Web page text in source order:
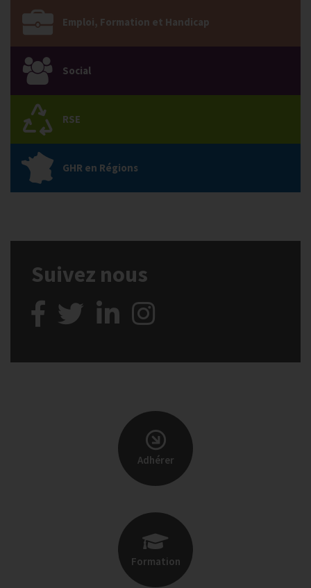
Emploi, Formation et Handicap
Social
RSE
GHR en Régions
Suivez nous
Adhérer
Formation